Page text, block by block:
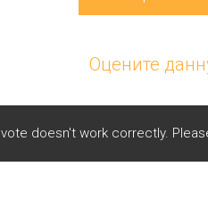
Оцените
doesn't work correctly.